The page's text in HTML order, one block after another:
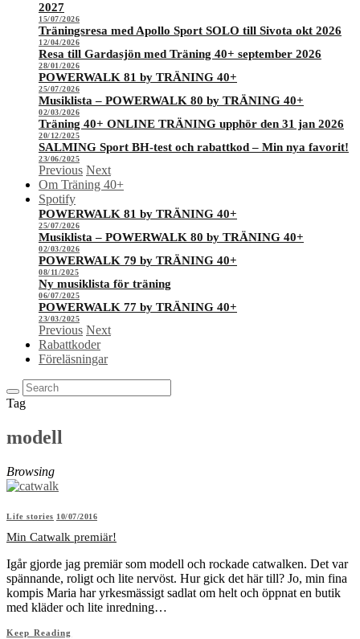
2027
15/07/2026
Träningsresa med Apollo Sport SOLO till Sivota okt 2026
12/04/2026
Resa till Gardasjön med Träning 40+ september 2026
28/01/2026
POWERWALK 81 by TRÄNING 40+
25/07/2026
Musiklista – POWERWALK 80 by TRÄNING 40+
02/03/2026
Träning 40+ ONLINE TRÄNING upphör den 31 jan 2026
20/12/2025
SALMING Sport BH-test och rabattkod – Min nya favorit!
23/06/2025
Previous Next
Om Träning 40+
Spotify
POWERWALK 81 by TRÄNING 40+
25/07/2026
Musiklista – POWERWALK 80 by TRÄNING 40+
02/03/2026
POWERWALK 79 by TRÄNING 40+
08/11/2025
Ny musiklista för träning
06/07/2025
POWERWALK 77 by TRÄNING 40+
23/03/2025
Previous Next
Rabattkoder
Föreläsningar
Tag
modell
Browsing
Life stories 10/07/2016
Min Catwalk premiär!
Igår gjorde jag premiär som modell och rockade catwalken. Det var
spännande, roligt och lite nervöst. Hur gick det här till? Jo, min fina
kompis Maria har yrkesmässigt sadlat om helt och öppnat en butik
med kläder och lite inredning…
Keep Reading